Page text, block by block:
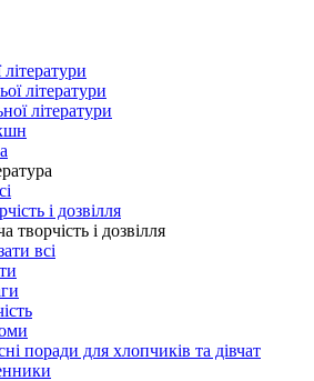
літератури
літератури
і дозвілля
творчість і дозвілля
всі
поради для хлопчиків та дівчат